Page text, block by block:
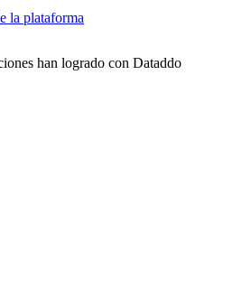
la plataforma
han logrado con Dataddo